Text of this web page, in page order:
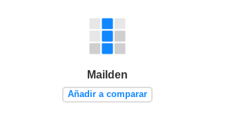
Mailden
Añadir a comparar